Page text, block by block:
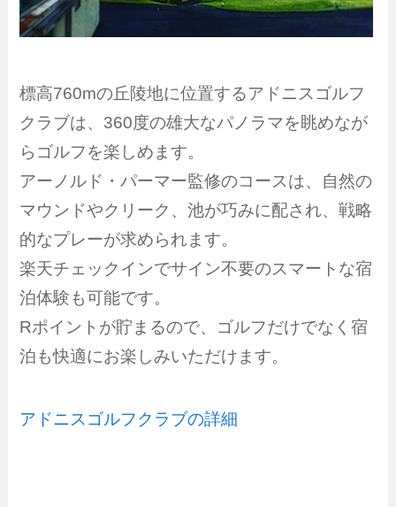
標高760mの丘陵地に位置するアドニスゴルフ
クラブは、360度の雄大なパノラマを眺めなが
らゴルフを楽しめます。
アーノルド・パーマー監修のコースは、自然の
マウンドやクリーク、池が巧みに配され、戦略
的なプレーが求められます。
楽天チェックインでサイン不要のスマートな宿
泊体験も可能です。
Rポイントが貯まるので、ゴルフだけでなく宿
泊も快適にお楽しみいただけます。
アドニスゴルフクラブの詳細